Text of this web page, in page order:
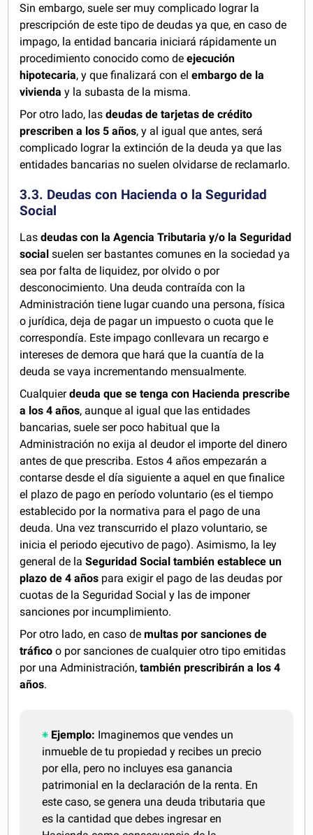
Sin embargo, suele ser muy complicado lograr la
prescripción de este tipo de deudas ya que, en caso de
impago, la entidad bancaria iniciará rápidamente un
procedimiento conocido como deejecución
hipotecaria, y que finalizará con elembargo de la
vivienday la subasta de la misma.
Por otro lado, lasdeudas de tarjetas de crédito
prescriben a los 5 años, y al igual que antes, será
complicado lograr la extinción de la deuda ya que las
entidades bancarias no suelen olvidarse de reclamarlo.
3.3. Deudas con Hacienda o la Seguridad
Social
Lasdeudas con la Agencia Tributaria y/o la Seguridad
social suelen ser bastantes comunes en la sociedad ya
sea por falta de liquidez, por olvido o por
desconocimiento. Una deuda contraída con la
Administración tiene lugar cuando una persona, física
o jurídica, deja de pagar un impuesto o cuota que le
correspondía. Este impago conllevara un recargo e
intereses de demora que hará que la cuantía de la
deuda se vaya incrementando mensualmente.
Cualquierdeuda que se tenga con Hacienda prescribe
a los 4 años, aunque al igual que las entidades
bancarias, suele ser poco habitual que la
Administración no exija al deudor el importe del dinero
antes de que prescriba. Estos 4 años empezarán a
contarse desde el día siguiente a aquel en que finalice
el plazo de pago en período voluntario (es el tiempo
establecido por la normativa para el pago de una
deuda. Una vez transcurrido el plazo voluntario, se
inicia el periodo ejecutivo de pago). Asimismo, la ley
general de laSeguridad Social también establece un
plazo de 4 años para exigir el pago de las deudas por
cuotas de la Seguridad Social y las de imponer
sanciones por incumplimiento.
Por otro lado, en caso demultas por sanciones de
tráfico o por sanciones de cualquier otro tipo emitidas
por una Administración,también prescribirán a los 4
años.
Ejemplo: Imaginemos que vendes un
inmueble de tu propiedad y recibes un precio
por ella, pero no incluyes esa ganancia
patrimonial en la declaración de la renta. En
este caso, se genera una deuda tributaria que
es la cantidad que debes ingresar en